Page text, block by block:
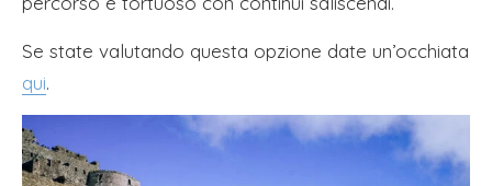
Se state valutando questa opzione date un’occhiata
qui.